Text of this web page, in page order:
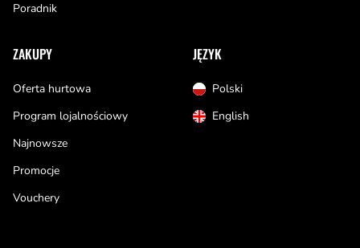
Poradnik
ZAKUPY
Oferta hurtowa
Program lojalnościowy
Najnowsze
Promocje
Vouchery
JĘZYK
Polski
English